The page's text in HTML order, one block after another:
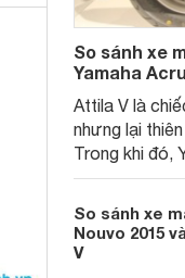
So sánh xe
Yamaha
Attila V là
nhưng lại
Trong khi đó,
sự mạnh mẽ
So sánh xe
Nouvo 2015
V